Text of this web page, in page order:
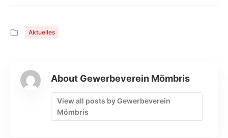
Aktuelles
About Gewerbeverein Mömbris
View all posts by Gewerbeverein
Mömbris